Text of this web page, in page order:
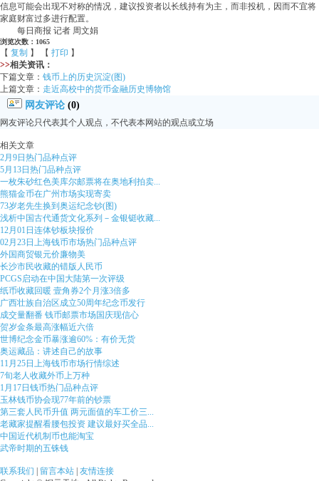
信息可能会出现不对称的情况，建议投资者以长线持有为主，而非投机，因而不宜将
家庭财富过多进行配置。
每日商报 记者 周文娟
浏览次数：1065
【 复制 】 【 打印 】
>>相关资讯：
下篇文章： 钱币上的历史沉淀(图)
上篇文章： 走近高校中的货币金融历史博物馆
网友评论 (0)
网友评论只代表其个人观点，不代表本网站的观点或立场
相关文章
2月9日热门品种点评
5月13日热门品种点评
一枚朱砂红色美库尔邮票将在奥地利拍卖...
熊猫金币在广州市场实现寄卖
73岁老先生换到奥运纪念钞(图)
浅析中国古代通货文化系列－金银铤收藏...
12月01日连体钞板块报价
02月23日上海钱币市场热门品种点评
外国商贸银元价廉物美
长沙市民收藏的错版人民币
PCGS启动在中国大陆第一次评级
纸币收藏回暖 壹角券2个月涨3倍多
广西壮族自治区成立50周年纪念币发行
成交量翻番 钱币邮票市场国庆现信心
贺岁金条最高涨幅近六倍
世博纪念金币暴涨逾60%：有价无货
奥运藏品：讲述自己的故事
11月25日上海钱币市场行情综述
7旬老人收藏外币上万种
1月17日钱币热门品种点评
玉林钱币协会现77年前的钞票
第三套人民币升值 两元面值的车工价三...
老藏家提醒看腰包投资 建议最好买全品...
中国近代机制币也能淘宝
武帝时期的五铢钱
联系我们 留言本站 友情连接